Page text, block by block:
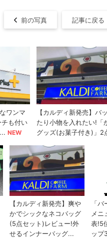
前の写真 記事に戻る